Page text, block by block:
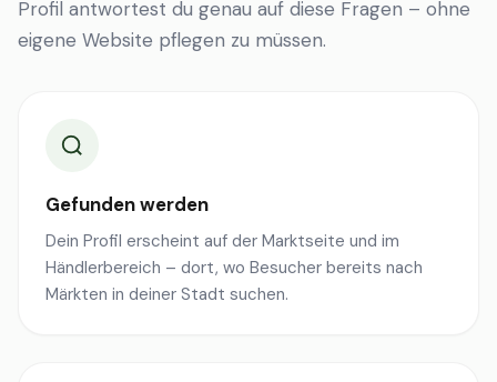
Profil antwortest du genau auf diese Fragen – ohne
eigene Website pflegen zu müssen.
Gefunden werden
Dein Profil erscheint auf der Marktseite und im
Händlerbereich – dort, wo Besucher bereits nach
Märkten in deiner Stadt suchen.